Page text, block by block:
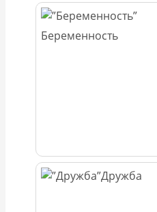
Беременность
Дружба